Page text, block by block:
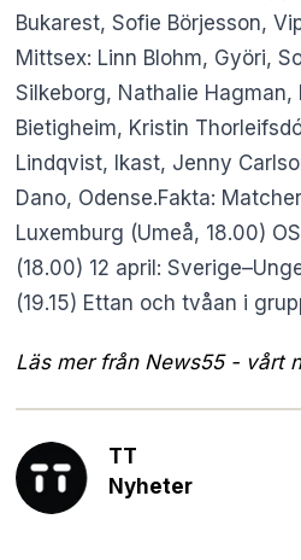
Bukarest, Sofie Börjesson,
Mittsex: Linn Blohm, Györi,
Silkeborg, Nathalie Hagman,
Bietigheim, Kristin
Lindqvist, Ikast, Jenny
Dano, Odense.Fakta:
Luxemburg (Umeå, 18.00)
(18.00) 12 april:
(19.15) Ettan och tvåan i
Läs mer från News55 - vårt
TT
Nyheter